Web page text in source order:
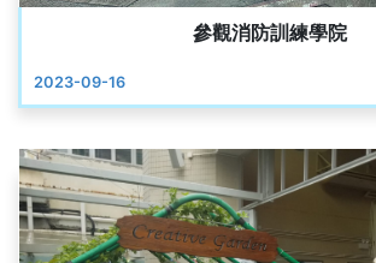
參觀消防訓練學院
2023-09-16